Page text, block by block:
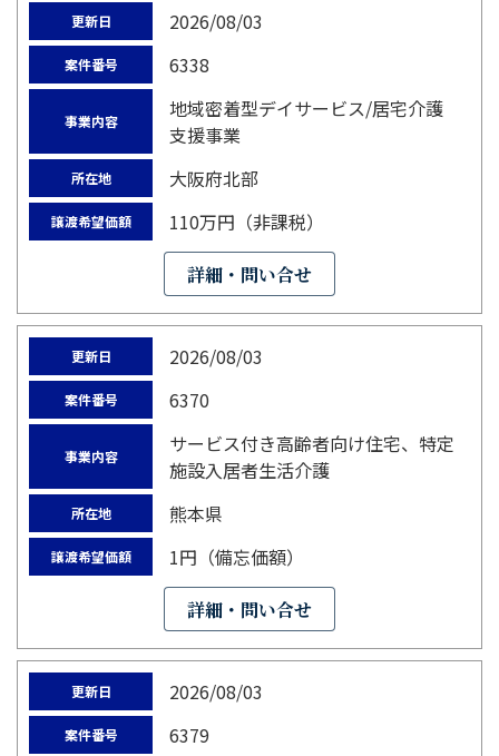
更新日 2026/08/03
案件番号 6338
事業内容
地域密着型デイサービス/居宅介護
支援事業
所在地 大阪府北部
譲渡希望価額 110万円（非課税）
詳細・問い合せ
更新日 2026/08/03
案件番号 6370
事業内容
サービス付き高齢者向け住宅、特定
施設入居者生活介護
所在地 熊本県
譲渡希望価額 1円（備忘価額）
詳細・問い合せ
更新日 2026/08/03
案件番号 6379